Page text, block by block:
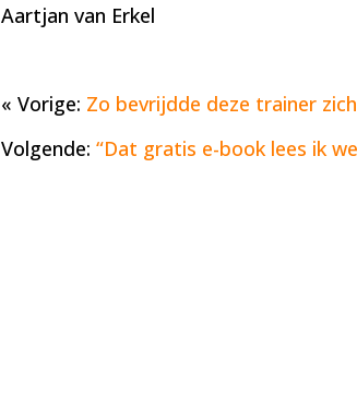
Aartjan van Erkel
« Vorige: Zo bevrijdde deze trainer
Volgende: “Dat gratis e-book lees ik